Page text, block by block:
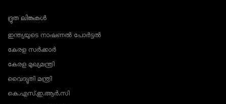
ദ്രുത ലിങ്കുകൾ
ഇന്ത്യയുടെ നാഷണൽ പോർട്ടൽ
കേരള സർക്കാർ
കേരള മുഖ്യമന്ത്രി
വൈദ്യുതി മന്ത്രി
കെ.എസ്.ഇ.ആർ.സി